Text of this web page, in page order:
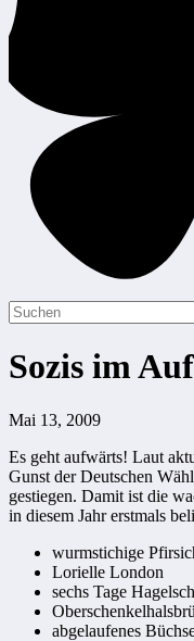
Sozis im
Mai 13, 2009
Es geht aufwärts! Laut
Gunst der Deutschen
gestiegen. Damit ist die
in diesem Jahr erstmals
wurmstichige
Lorielle London
sechs Tage
abgelaufenes